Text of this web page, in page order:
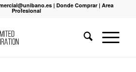
|Donde Comprar |Area
Profesional